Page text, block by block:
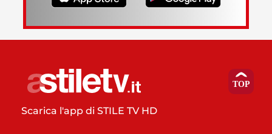
Scarica l'app di STILE TV HD